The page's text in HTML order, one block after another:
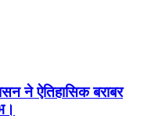
ने ऐतिहासिक बराबर